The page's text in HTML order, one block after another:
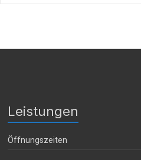
Leistungen
Öffnungszeiten